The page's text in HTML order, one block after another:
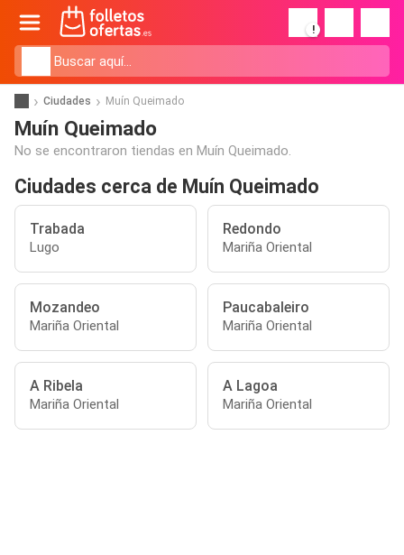
!
Ciudades Muín Queimado
Muín Queimado
No se encontraron tiendas en Muín Queimado.
Ciudades cerca de Muín Queimado
Trabada
Lugo
Redondo
Mariña Oriental
Mozandeo
Mariña Oriental
Paucabaleiro
Mariña Oriental
A Ribela
Mariña Oriental
A Lagoa
Mariña Oriental